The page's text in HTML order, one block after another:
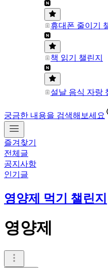
휴대폰 줄이기
책 읽기 챌린지
설날 음식 자랑
궁금한 내용을 검색해보세요
즐겨찾기
전체글
공지사항
인기글
영양제 먹기 챌린지
영양제